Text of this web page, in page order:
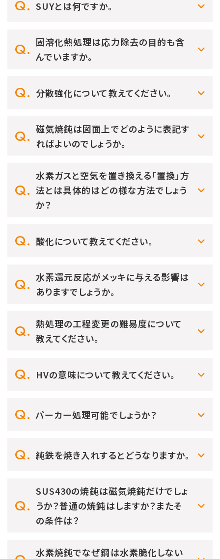
SUYとは何ですか。
固溶化熱処理は応力除去の目的も含
んでいますか。
分散強化について教えてください。
磁気焼鈍は図面上でどのように表記す
ればよいのでしょうか。
水素ガスと空気を置き換える「置換」方
法とは具体的はどの様な方法でしょう
か？
酸化について教えてください。
水素還元反応がメッキに与える影響は
ありますでしょうか。
熱処理の工程変更の難易度について
教えてください。
HVの意味について教えてください。
パーカー処理可能でしょうか？
純鉄を焼き入れするとどうなりますか。
SUS430の焼鈍は磁気焼鈍だけでしょ
うか？普通の焼鈍はしますか？またそ
の条件は？
水素焼鈍でなぜ鋼は水素脆化しない